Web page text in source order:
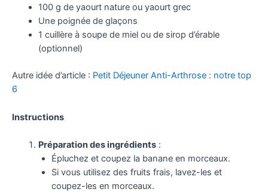
100 g de yaourt nature ou yaourt grec
Une poignée de glaçons
1 cuillère à soupe de miel ou de sirop d’érable
(optionnel)
Autre idée d’article : Petit Déjeuner Anti-Arthrose : notre top
6
Instructions
Préparation des ingrédients:
Épluchez et coupez la banane en morceaux.
Si vous utilisez des fruits frais, lavez-les et
coupez-les en morceaux.